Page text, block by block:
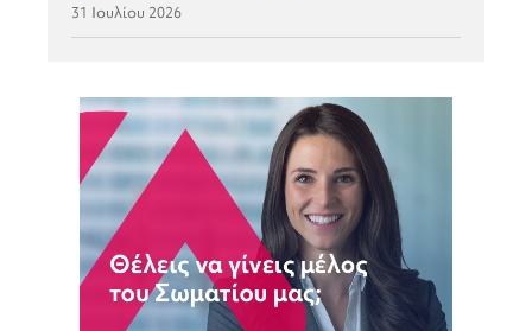
31 Ιουλίου 2026